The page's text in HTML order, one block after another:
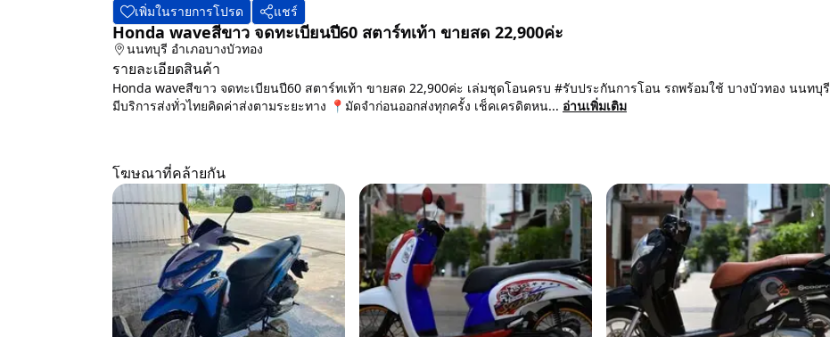
เพิ่มในรายการโปรด แชร์
Honda waveสีขาว จดทะเบียนปี60 สตาร์ทเท้า ขายสด 22,900ค่ะ
นนทบุรี อำเภอบางบัวทอง
รายละเอียดสินค้า
Honda waveสีขาว จดทะเบียนปี60 สตาร์ทเท้า ขายสด 22,900ค่ะ เล่มชุดโอนครบ #รับประกันการโอน รถพร้อมใช้ บางบัวทอง นนทบุรี
มีบริการส่งทั่วไทยคิดค่าส่งตามระยะทาง 📍มัดจำก่อนออกส่งทุกครั้ง เช็คเครดิตหน... อ่านเพิ่มเติม
โฆษณาที่คล้ายกัน